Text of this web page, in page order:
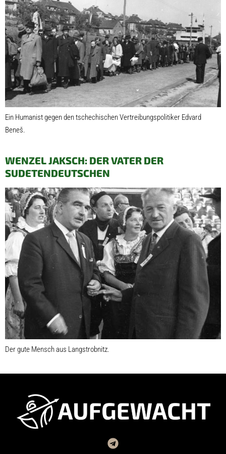
Ein Humanist gegen den tschechischen Vertreibungspolitiker Edvard
Beneš.
WENZEL JAKSCH: DER VATER DER
SUDETENDEUTSCHEN
Der gute Mensch aus Langstrobnitz.